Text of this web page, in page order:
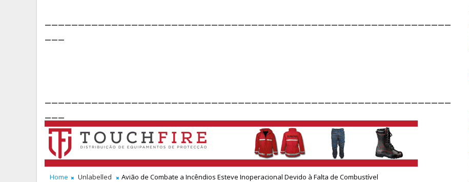
Home Unlabelled Avião de Combate a Incêndios Esteve Inoperacional Devido à Falta de Combustível